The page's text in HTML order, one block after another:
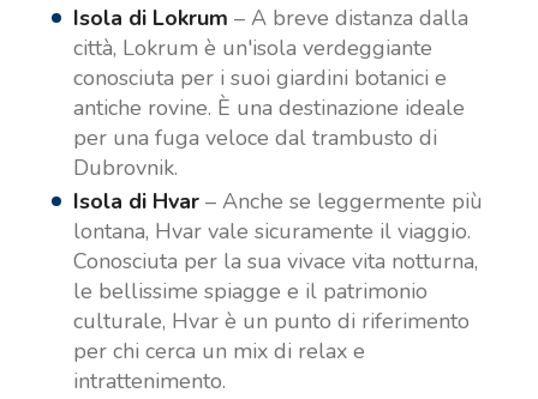
Isola di Lokrum – A breve distanza dalla
città, Lokrum è un'isola verdeggiante
conosciuta per i suoi giardini botanici e
antiche rovine. È una destinazione ideale
per una fuga veloce dal trambusto di
Dubrovnik.
Isola di Hvar– Anche se leggermente più
lontana, Hvar vale sicuramente il viaggio.
Conosciuta per la sua vivace vita notturna,
le bellissime spiagge e il patrimonio
culturale, Hvar è un punto di riferimento
per chi cerca un mix di relax e
intrattenimento.